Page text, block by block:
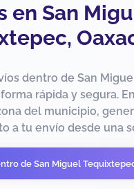
en San
dentro de San
rápida y segura.
del municipio,
a tu envío desde una
de San Miguel